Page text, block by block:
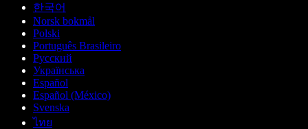
한국어
Norsk bokmål
Polski
Português Brasileiro
Русский
Українська
Español
Español (México)
Svenska
ไทย